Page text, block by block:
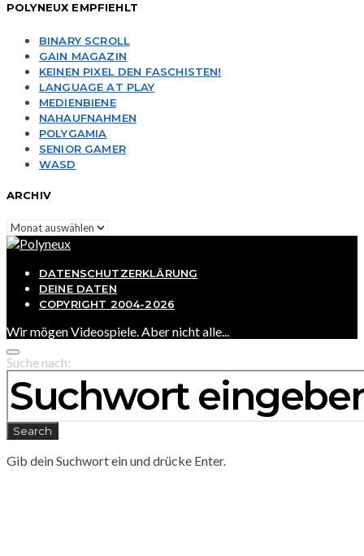
POLYNEUX EMPFIEHLT
BINARY SCROLL
GAIN MAGAZIN
KEINEN PIXEL DEN FASCHISTEN!
LANGUAGE AT PLAY
MEDIENBIENE
NAHAUFNAHMEN
POLYGAMIA
SENIOR GAMER
WASD
ARCHIV
Archiv
DATENSCHUTZERKLÄRUNG
DEINE DATEN
COPYRIGHT 2004-2026
Wir mögen Videospiele. Aber nicht alle...
Suche nach:
Search
Gib dein Suchwort ein und drücke Enter.